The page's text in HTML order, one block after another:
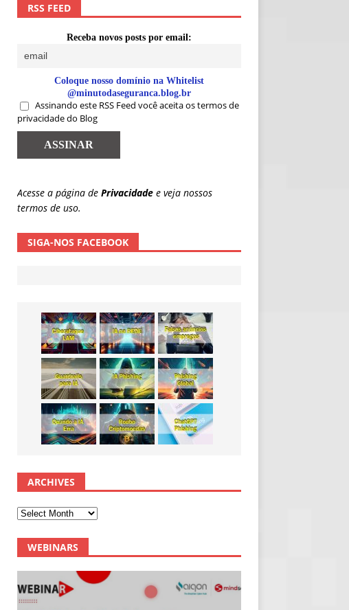
RSS FEED
Receba novos posts por email:
Coloque nosso domínio na Whitelist
@minutodaseguranca.blog.br
Assinando este RSS Feed você aceita os termos de
privacidade do Blog
Acesse a página de Privacidade e veja nossos
termos de uso.
SIGA-NOS FACEBOOK
ARCHIVES
WEBINARS